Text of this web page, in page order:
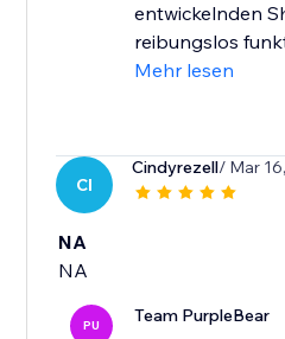
entwickelnden
reibungslos
Mehr lesen
CI
Cindyrezell/ Mar
NA
NA
PU Team PurpleBear